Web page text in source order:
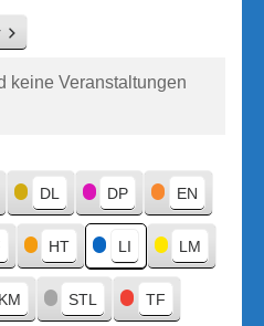
keine Veranstaltungen
DL DP EN
HT LI LM
STL TF